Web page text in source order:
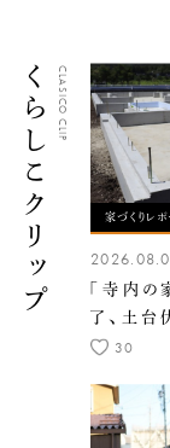
くらしこクリップCLASICO CLIP
家づくりレポ
「寺内
了、土台
30